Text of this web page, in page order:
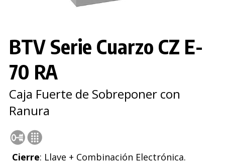
BTV Serie Cuarzo CZ E-
70 RA
Caja Fuerte de Sobreponer con
Ranura
Cierre: Llave + Combinación Electrónica.